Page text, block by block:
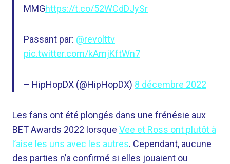
MMGhttps://t.co/52WCdDJySr
Passant par: @revolttv
pic.twitter.com/kAmjKftWn7
– HipHopDX (@HipHopDX) 8 décembre 2022
Les fans ont été plongés dans une frénésie aux
BET Awards 2022 lorsque Vee et Ross ont plutôt à
l’aise les uns avec les autres. Cependant, aucune
des parties n’a confirmé si elles jouaient ou